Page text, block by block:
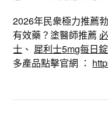
2026年民衆極力推薦
有效藥？塗醫師推薦
士 、 犀利士5mg每日錠
多產品點擊官網 ：